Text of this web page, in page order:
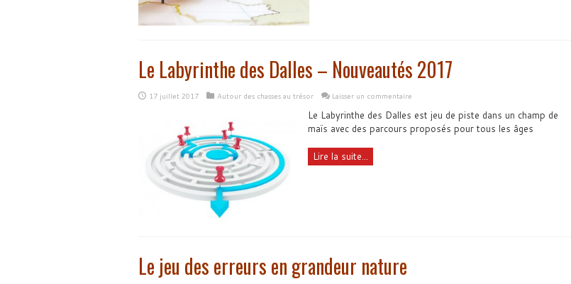
Le Labyrinthe des Dalles – Nouveautés 2017
17 juillet 2017 Autour des chasses au trésor Laisser un commentaire
Le Labyrinthe des Dalles est jeu de piste dans un champ de
maïs avec des parcours proposés pour tous les âges
Lire la suite...
Le jeu des erreurs en grandeur nature